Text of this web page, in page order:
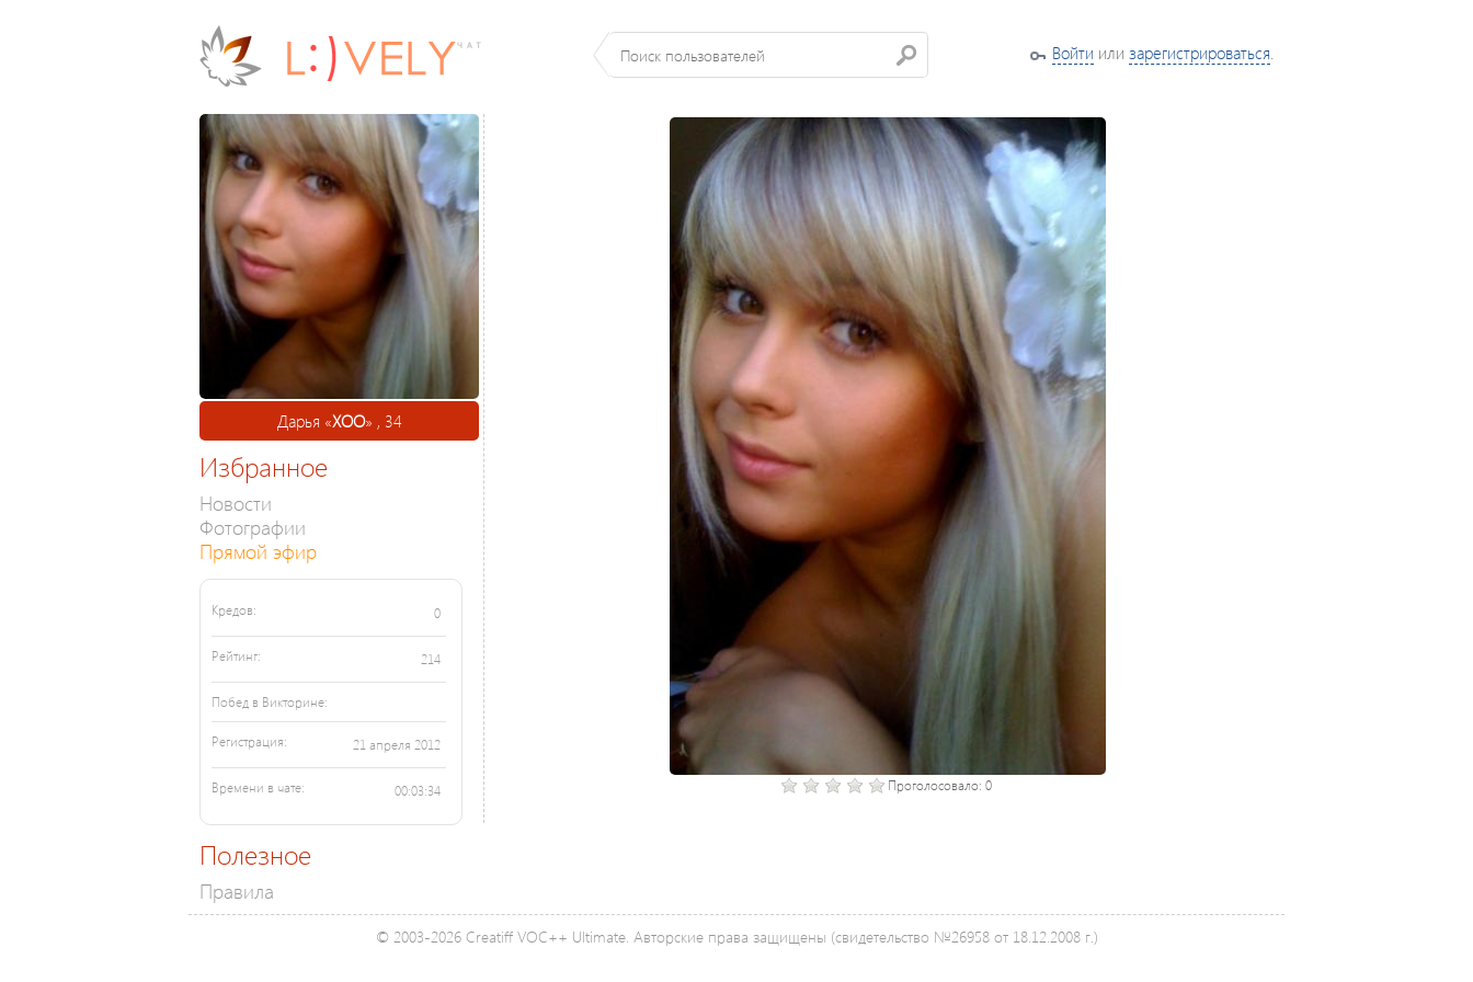
Войти или зарегистрироваться.
Дарья «ХОО» , 34
Избранное
Новости
Фотографии
Прямой эфир
Кредов: 0
Рейтинг: 214
Побед в Викторине:
Регистрация: 21 апреля 2012
Времени в чате: 00:03:34
Полезное
Правила
Проголосовало: 0
© 2003-2026 Creatiff VOC++ Ultimate. Авторские права защищены (свидетельство №26958 от 18.12.2008 г.)